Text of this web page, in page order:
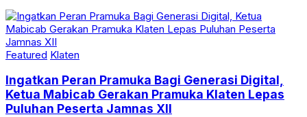
Featured Klaten
Ingatkan Peran Pramuka Bagi Generasi Digital,
Ketua Mabicab Gerakan Pramuka Klaten Lepas
Puluhan Peserta Jamnas XII